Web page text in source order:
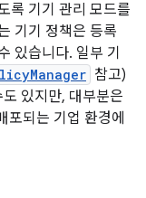
록 기기 관리 모드를
기기 정책은 등록
있습니다. 일부 기
참고)
있지만, 대부분은
포되는 기업 환경에